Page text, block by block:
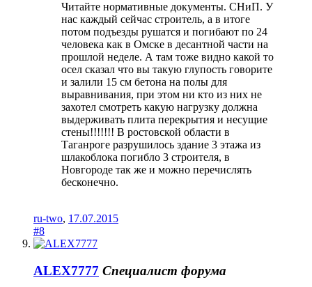
Читайте нормативные документы. СНиП. У
нас каждый сейчас строитель, а в итоге
потом подъезды рушатся и погибают по 24
человека как в Омске в десантной части на
прошлой неделе. А там тоже видно какой то
осел сказал что вы такую глупость говорите
и залили 15 см бетона на полы для
выравнивания, при этом ни кто из них не
захотел смотреть какую нагрузку должна
выдерживать плита перекрытия и несущие
стены!!!!!!! В ростовской области в
Таганроге разрушилось здание 3 этажа из
шлакоблока погибло 3 строителя, в
Новгороде так же и можно перечислять
бесконечно.
ru-two, 17.07.2015
#8
ALEX7777 Специалист форума